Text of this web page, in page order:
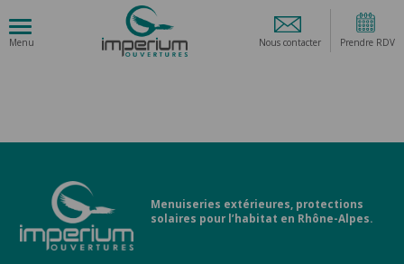
Nous contacter Prendre RDV
Menuiseries extérieures, protections
solaires pour l’habitat en Rhône-Alpes.